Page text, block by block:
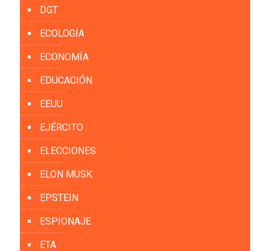
DGT
ECOLOGÍA
ECONOMÍA
EDUCACIÓN
EEUU
EJÉRCITO
ELECCIONES
ELON MUSK
EPSTEIN
ESPIONAJE
ETA